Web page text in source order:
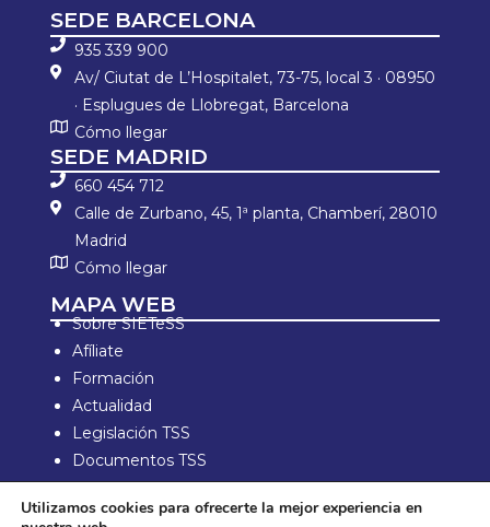
SEDE BARCELONA
935 339 900
Av/ Ciutat de L’Hospitalet, 73-75, local 3 · 08950
· Esplugues de Llobregat, Barcelona
Cómo llegar
SEDE MADRID
660 454 712
Calle de Zurbano, 45, 1ª planta, Chamberí, 28010
Madrid
Cómo llegar
MAPA WEB
Sobre SIETeSS
Afíliate
Formación
Actualidad
Legislación TSS
Documentos TSS
Información laboral
Zona de Socios
Utilizamos cookies para ofrecerte la mejor experiencia en